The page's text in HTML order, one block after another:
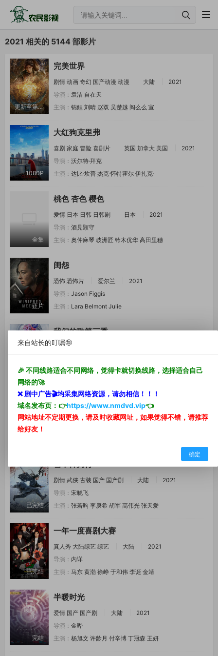
2021 相关的 5144 部影片
更新至第281集
完美世界
剧情 动画 奇幻 国产动漫 动漫 大陆
2021
导演： 袁洁 自在天
主演： 锦鲤 刘晴 赵双 吴楚越 阎么么 宣
1080P
大红狗克里弗
喜剧 家庭 冒险 喜剧片 英国 加拿大 美国
2021
导演： 沃尔特·拜克
主演： 达比·坎普 杰克·怀特霍尔 伊扎克·
全集
桃色 杏色 樱色
爱情 日本 日韩 日韩剧 日本
2021
导演： 酒見顕守
主演： 奥仲麻琴 岐洲匠 铃木优华 高田里穗
正片
闺怨
恐怖 恐怖片 爱尔兰
2021
导演： Jason Figgis
主演： Lara Belmont Julie
全集
我们的歌第三季
音乐 真人秀
主演：林海 林子祥 齐秦 杨千嬅 薛之谦
平原上的火焰
剧情片 大陆
2021
已完结
雪中悍刀行
剧情 武侠 古装 国产 国产剧 大陆
2021
导演： 宋晓飞
主演： 张若昀 李庚希 胡军 高伟光 张天爱
已完结
一年一度喜剧大赛
真人秀 大陆综艺 综艺 大陆
2021
导演： 内详
主演： 马东 黄渤 徐峥 于和伟 李诞 金靖
完结
半暖时光
爱情 国产 国产剧 大陆
2021
导演： 金晔
主演： 杨旭文 许龄月 付辛博 丁冠森 王妍
来自站长的叮嘱🤪
🎉 不同线路适合不同网络，觉得卡就切换线路，选择适合自己
网络的🚀
❌ 剧中广告🎬均采集网络资源， 请勿相信！！！
域名发布页：👉https://www.nmdvd.vip👈
网站地址不定期更换，请及时收藏网址，如果觉得不错，请推荐
给好友！
确定